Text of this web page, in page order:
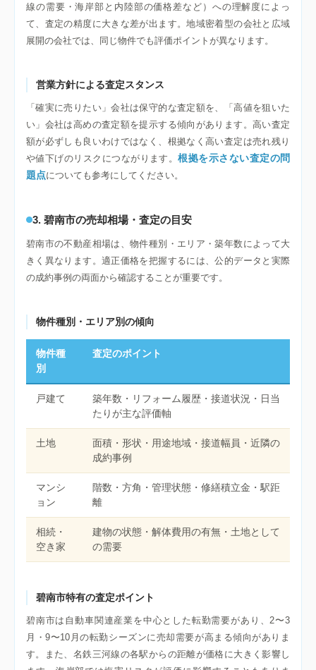
線の需要・海岸部と内陸部の価格差など）への理解度によっ
て、査定の精度に大きな差が出ます。地域密着型の会社と広域
展開の会社では、同じ物件でも評価ポイントが異なります。
営業方針による査定スタンス
「確実に売りたい」会社は保守的な査定額を、「高値を狙いた
い」会社は高めの査定額を提示する傾向があります。高い査定
額が必ずしも良いわけではなく、根拠なく高い査定は売れ残り
や値下げのリスクにつながります。根拠を示さない査定の問
題点についても参考にしてください。
3. 碧南市の売却相場・査定の目安
碧南市の不動産相場は、物件種別・エリア・築年数によって大
きく異なります。適正価格を把握するには、公的データと実際
の成約事例の両面から確認することが重要です。
物件種別・エリア別の傾向
物件種
別
査定のポイント
戸建て
築年数・リフォーム履歴・接道状況・日当
たりが主な評価軸
土地
面積・形状・用途地域・接道幅員・近隣の
成約事例
マンシ
ョン
階数・方角・管理状態・修繕積立金・駅距
離
相続・
空き家
建物の状態・解体費用の有無・土地として
の需要
碧南市特有の査定ポイント
碧南市は自動車関連産業を中心とした転勤需要があり、2〜3
月・9〜10月の転勤シーズンに売却需要が高まる傾向がありま
す。また、名鉄三河線の各駅からの距離が価格に大きく影響し